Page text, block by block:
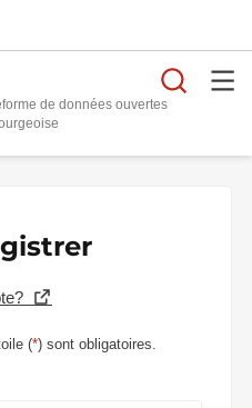
de données ouvertes
(*) sont obligatoires.